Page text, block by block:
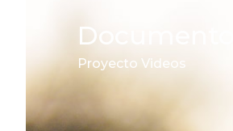
Documentos
Proyecto Videos